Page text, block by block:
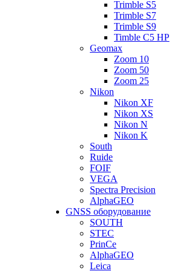
Trimble S5
Trimble S7
Trimble S9
Timble C5 HP
Geomax
Zoom 10
Zoom 50
Zoom 25
Nikon
Nikon XF
Nikon XS
Nikon N
Nikon K
South
Ruide
FOIF
VEGA
Spectra Precision
AlphaGEO
GNSS оборудование
SOUTH
STEC
PrinCe
AlphaGEO
Leica